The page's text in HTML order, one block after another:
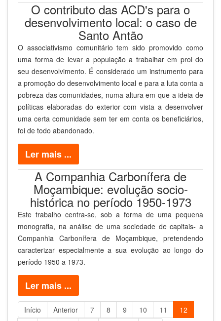
O contributo das ACD's para o
desenvolvimento local: o caso de
Santo Antão
O associativismo comunitário tem sido promovido como
uma forma de levar a população a trabalhar em prol do
seu desenvolvimento. É considerado um instrumento para
a promoção do desenvolvimento local e para a luta conta a
pobreza das comunidades, numa altura em que a ideia de
políticas elaboradas do exterior com vista a desenvolver
uma certa comunidade sem ter em conta os beneficiários,
foi de todo abandonado.
Ler mais ...
A Companhia Carbonífera de
Moçambique: evolução socio-
histórica no período 1950-1973
Este trabalho centra-se, sob a forma de uma pequena
monografia, na análise de uma sociedade de capitais- a
Companhia Carbonífera de Moçambique, pretendendo
caracterizar especialmente a sua evolução ao longo do
período 1950 a 1973.
Ler mais ...
Início Anterior 7 8 9 10 11
12